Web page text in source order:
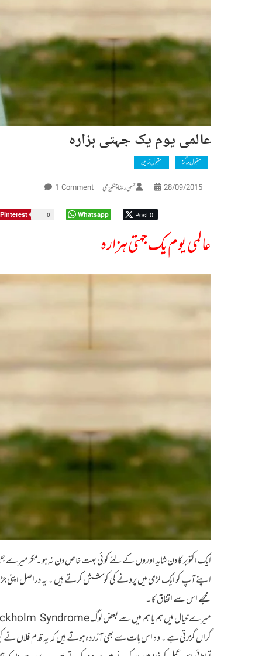
عالمی یوم یک جہتی ہزارہ
مقبول بلاگز مقبول ترین
28/09/2015 حسن رضا چنگیزی 1 Comment
On
Pinterest 0 Whatsapp Post 0
عالمی یوم یک جہتی ہزارہ
ایک اکتوبر کا دن شاید اوروں کے لئے کوئی بہت خاص دن نہ ہو۔ مگر
اپنے آپ کو ایک لڑی میں پرونے کی کوشش کرتے ہیں ۔ یہ دراصل اپنی جڑ
مجھے اس سے اتفاق کا ۔
گراں گزرتی ہے ۔ وہ اس بات سے بھی آزردہ ہوتے ہیں کہ یہ قدم فلاں نے